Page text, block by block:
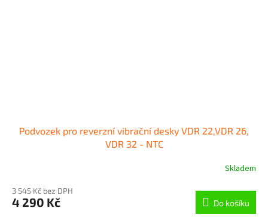
Podvozek pro reverzní vibrační desky VDR 22,VDR 26,
VDR 32 - NTC
Skladem
3 545 Kč bez DPH
4 290 Kč Do košíku